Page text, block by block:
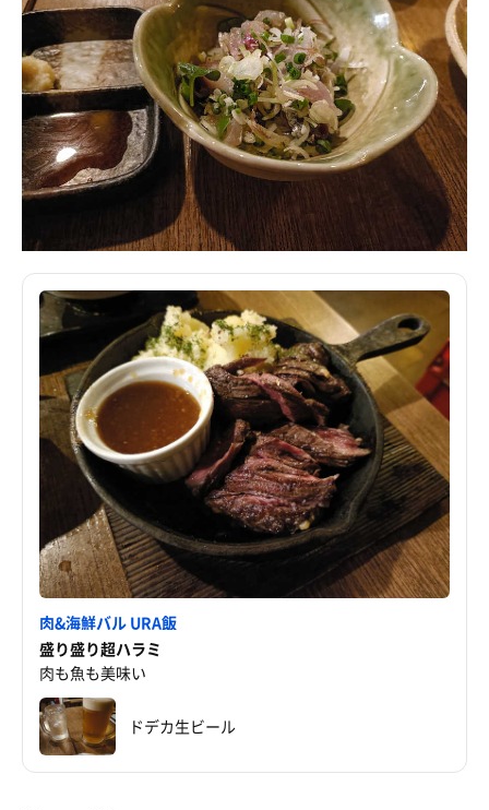
肉&海鮮バル URA飯
盛り盛り超ハラミ
肉も魚も美味い
ドデカ生ビール